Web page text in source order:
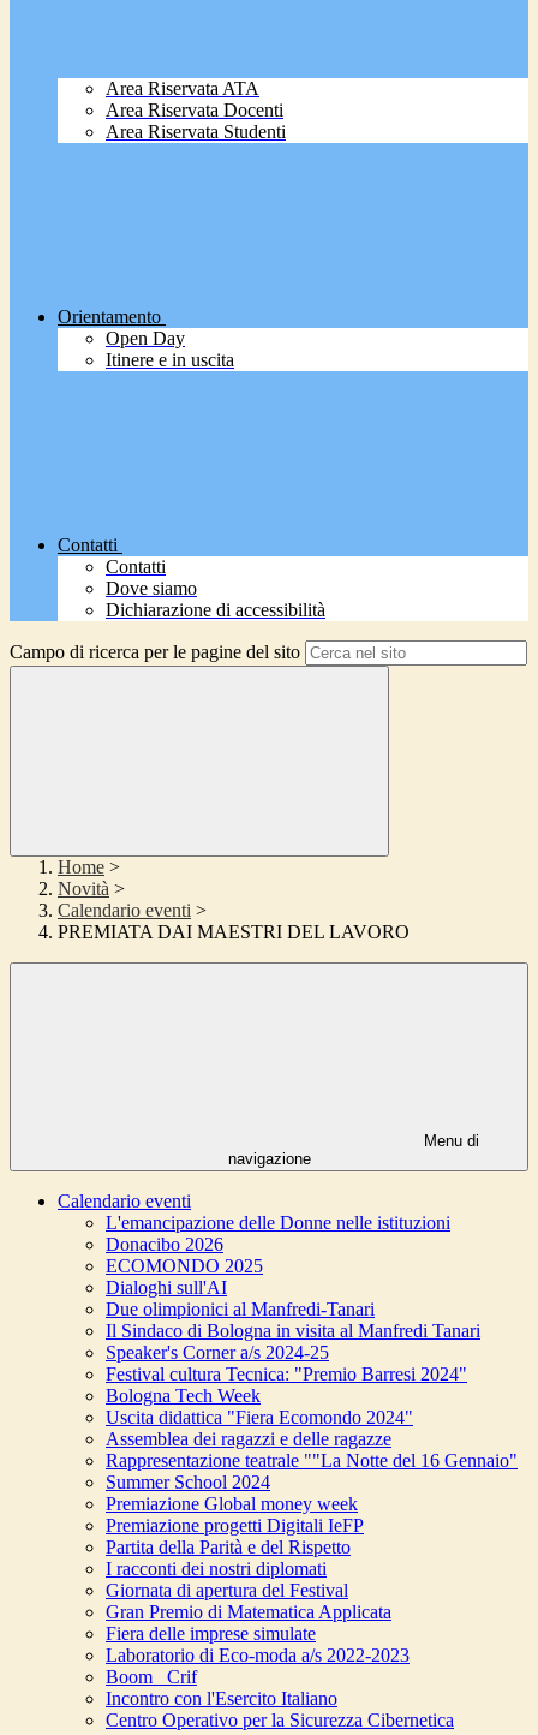
Area Riservata ATA
Area Riservata Docenti
Area Riservata Studenti
Orientamento
Open Day
Itinere e in uscita
Contatti
Contatti
Dove siamo
Dichiarazione di accessibilità
Campo di ricerca per le pagine del sito
Home >
Novità >
Calendario eventi >
PREMIATA DAI MAESTRI DEL LAVORO
Menu di
navigazione
Calendario eventi
L'emancipazione delle Donne nelle istituzioni
Donacibo 2026
ECOMONDO 2025
Dialoghi sull'AI
Due olimpionici al Manfredi-Tanari
Il Sindaco di Bologna in visita al Manfredi Tanari
Speaker's Corner a/s 2024-25
Festival cultura Tecnica: "Premio Barresi 2024"
Bologna Tech Week
Uscita didattica "Fiera Ecomondo 2024"
Assemblea dei ragazzi e delle ragazze
Rappresentazione teatrale ""La Notte del 16 Gennaio"
Summer School 2024
Premiazione Global money week
Premiazione progetti Digitali IeFP
Partita della Parità e del Rispetto
I racconti dei nostri diplomati
Giornata di apertura del Festival
Gran Premio di Matematica Applicata
Fiera delle imprese simulate
Laboratorio di Eco-moda a/s 2022-2023
Boom_ Crif
Incontro con l'Esercito Italiano
Centro Operativo per la Sicurezza Cibernetica